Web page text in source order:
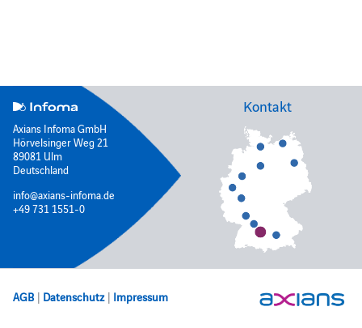
Axians Infoma GmbH
Hörvelsinger Weg 21
89081 Ulm
Deutschland
info@axians-infoma.de
+49 731 1551-0
Kontakt
AGB | Datenschutz | Impressum